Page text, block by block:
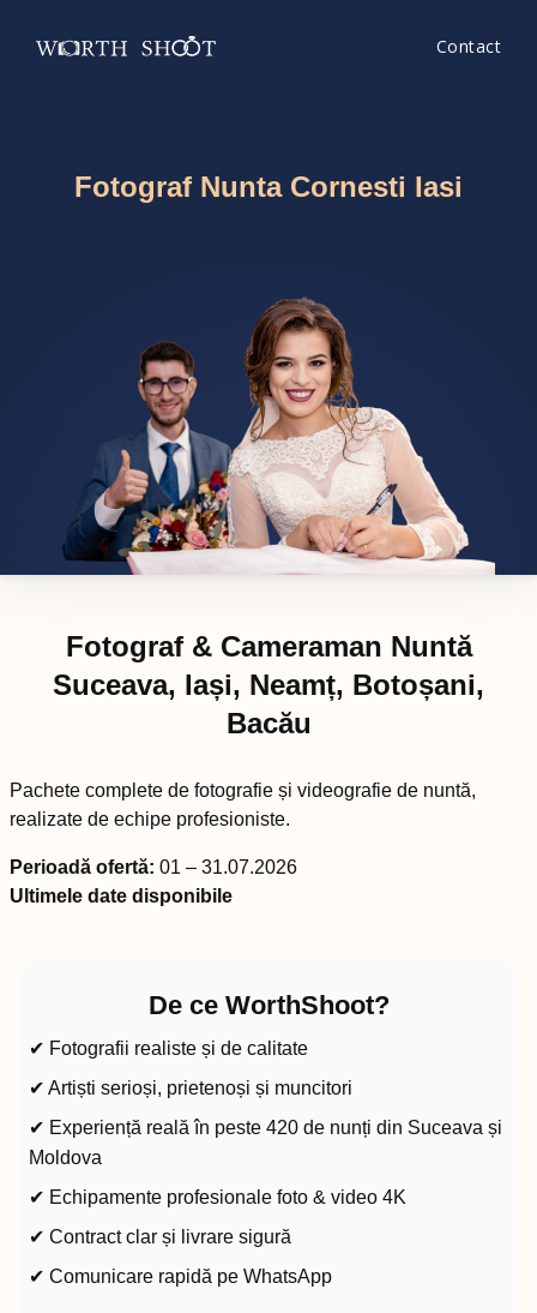
Contact
Fotograf Nunta Cornesti Iasi
Fotograf & Cameraman Nuntă
Suceava, Iași, Neamț, Botoșani,
Bacău
Pachete complete de fotografie și videografie de nuntă,
realizate de echipe profesioniste.
Perioadă ofertă: 01 – 31.07.2026
Ultimele date disponibile
De ce WorthShoot?
✔ Fotografii realiste și de calitate
✔ Artiști serioși, prietenoși și muncitori
✔ Experiență reală în peste 420 de nunți din Suceava și
Moldova
✔ Echipamente profesionale foto & video 4K
✔ Contract clar și livrare sigură
✔ Comunicare rapidă pe WhatsApp